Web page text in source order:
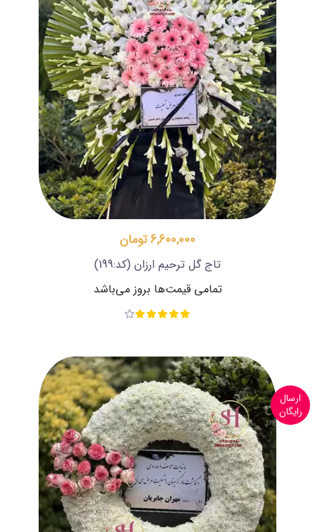
6,600,000 تومان
تاج گل ترحیم ارزان (کد:199)
تمامی قیمت‌ها بروز می‌باشد
ارسال
رایگان